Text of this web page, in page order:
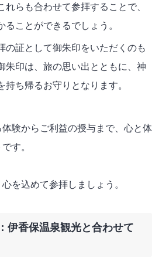
れらも合わせて参拝することで、
ることができるでしょう。
の証として御朱印をいただくのも
朱印は、旅の思い出とともに、神
ち帰るお守りとなります。
験からご利益の授与まで、心と体
す。
を込めて参拝しましょう。
伊香保温泉観光と合わせて